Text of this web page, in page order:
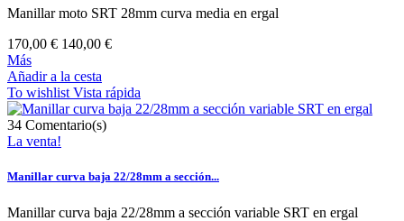
Manillar moto SRT 28mm curva media en ergal
170,00 € 140,00 €
Más
Añadir a la cesta
To wishlist Vista rápida
34 Comentario(s)
La venta!
Manillar curva baja 22/28mm a sección...
Manillar curva baja 22/28mm a sección variable SRT en ergal